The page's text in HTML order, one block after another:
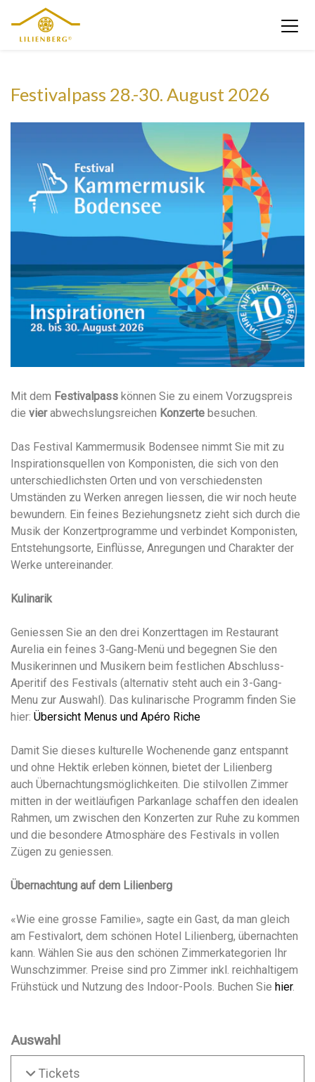
Festivalpass 28.-30. August 2026
Mit dem Festivalpass können Sie zu einem Vorzugspreis
die vierabwechslungsreichen Konzerte besuchen.
Das Festival Kammermusik Bodensee nimmt Sie mit zu
Inspirationsquellen von Komponisten, die sich von den
unterschiedlichsten Orten und von verschiedensten
Umständen zu Werken anregen liessen, die wir noch heute
bewundern. Ein feines Beziehungsnetz zieht sich durch die
Musik der Konzertprogramme und verbindet Komponisten,
Entstehungsorte, Einflüsse, Anregungen und Charakter der
Werke untereinander.
Kulinarik
Geniessen Sie an den drei Konzerttagen im Restaurant
Aurelia ein feines 3‑Gang‑Menü und begegnen Sie den
Musikerinnen und Musikern beim festlichen Abschluss-
Aperitif des Festivals (alternativ steht auch ein 3-Gang-
Menu zur Auswahl). Das kulinarische Programm finden Sie
hier: Übersicht Menus und Apéro Riche
Damit Sie dieses kulturelle Wochenende ganz entspannt
und ohne Hektik erleben können, bietet der Lilienberg
auch Übernachtungsmöglichkeiten. Die stilvollen Zimmer
mitten in der weitläufigen Parkanlage schaffen den idealen
Rahmen, um zwischen den Konzerten zur Ruhe zu kommen
und die besondere Atmosphäre des Festivals in vollen
Zügen zu geniessen.
Übernachtung auf dem Lilienberg
«Wie eine grosse Familie», sagte ein Gast, da man gleich
am Festivalort, dem schönen Hotel Lilienberg, übernachten
kann. Wählen Sie aus den schönen Zimmerkategorien Ihr
Wunschzimmer. Preise sind pro Zimmer inkl. reichhaltigem
Frühstück und Nutzung des Indoor-Pools. Buchen Sie hier.
Auswahl
Tickets